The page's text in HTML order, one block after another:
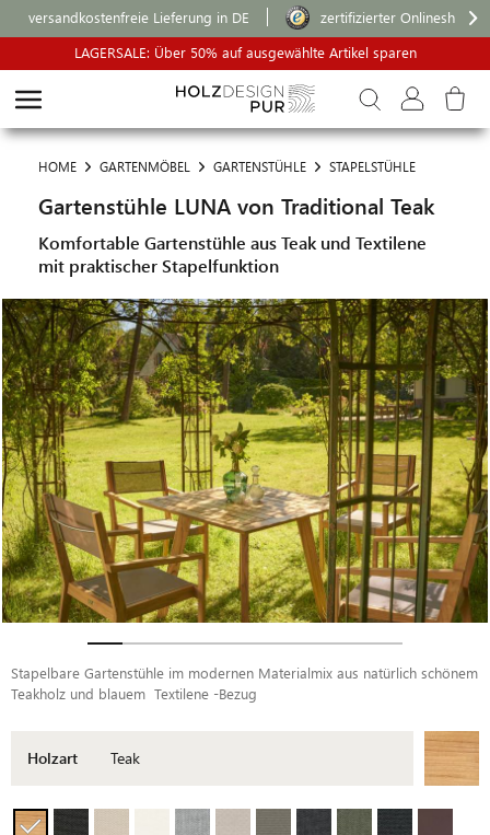
versandkostenfreie Lieferung in DE
zertifizierter Onlineshop
LAGERSALE: Über 50% auf ausgewählte Artikel sparen
HOME GARTENMÖBEL GARTENSTÜHLE STAPELSTÜHLE
Gartenstühle LUNA von Traditional Teak
Komfortable Gartenstühle aus Teak und Textilene
mit praktischer Stapelfunktion
Stapelbare Gartenstühle im modernen Materialmix aus natürlich schönem
Teakholz und blauem Textilene -Bezug
Holzart Teak